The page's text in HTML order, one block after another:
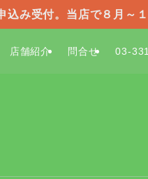
み受付。当店で８月～１
店舗紹介 問合せ 03-